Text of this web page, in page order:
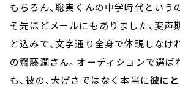
もちろん、聡実くんの中学時代という
そ先ほどメールにもありました、変声
と込みで、文字通り全身で体現しなけ
の齋藤潤さん。オーディションで選
も、彼の、大げさではなく本当に彼に